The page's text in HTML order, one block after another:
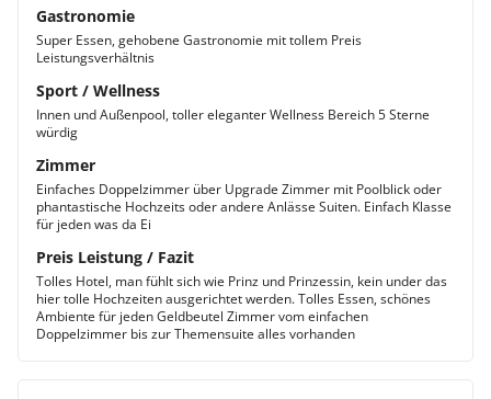
Gastronomie
Super Essen, gehobene Gastronomie mit tollem Preis
Leistungsverhältnis
Sport / Wellness
Innen und Außenpool, toller eleganter Wellness Bereich 5 Sterne
würdig
Zimmer
Einfaches Doppelzimmer über Upgrade Zimmer mit Poolblick oder
phantastische Hochzeits oder andere Anlässe Suiten. Einfach Klasse
für jeden was da Ei
Preis Leistung / Fazit
Tolles Hotel, man fühlt sich wie Prinz und Prinzessin, kein under das
hier tolle Hochzeiten ausgerichtet werden. Tolles Essen, schönes
Ambiente für jeden Geldbeutel Zimmer vom einfachen
Doppelzimmer bis zur Themensuite alles vorhanden